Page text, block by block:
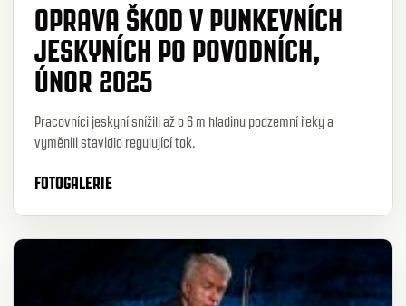
OPRAVA ŠKOD V PUNKEVNÍCH
JESKYNÍCH PO POVODNÍCH,
ÚNOR 2025
Pracovníci jeskyní snížili až o 6 m hladinu podzemní řeky a
vyměnili stavidlo regulující tok.
FOTOGALERIE